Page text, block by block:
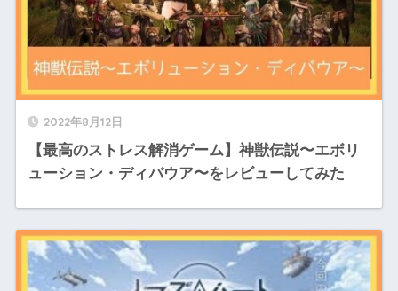
2022年8月12日
【最高のストレス解消ゲーム】神獣伝説〜エボリ
ューション・ディバウア〜をレビューしてみた